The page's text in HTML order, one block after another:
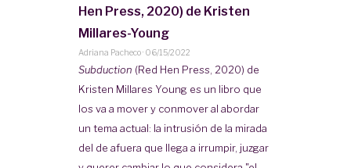
Hen Press, 2020) de Kristen
Millares-Young
Adriana Pacheco· 06/15/2022
Subduction (Red Hen Press, 2020) de
Kristen Millares Young es un libro que
los va a mover y conmover al abordar
un tema actual: la intrusión de la mirada
del de afuera que llega a irrumpir, juzgar